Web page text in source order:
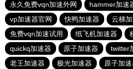
永久免费vqn加速外网
hammer加速
vp加速器官网
快鸭加速器 云梯
免费vqn加速试用
纸飞机加速器
quickq加速器
原子加速器
twitter
老王加速器
极光加速器 原子加